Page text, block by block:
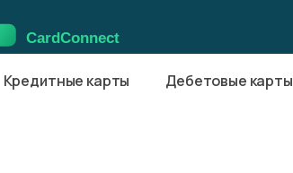
Кредитные карты Дебетовые карты